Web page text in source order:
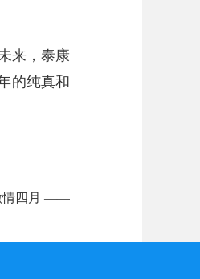
来，泰康
的纯真和
情四月 ——